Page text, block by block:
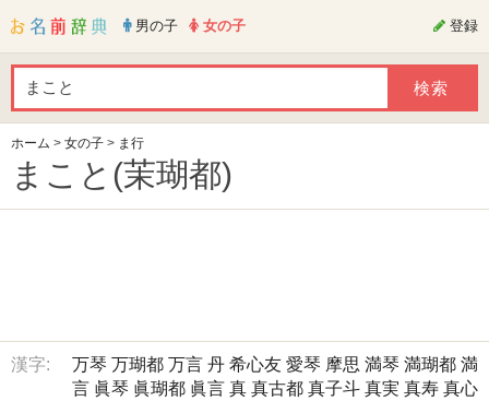
男の子 女の子 登録
ホーム > 女の子 > ま行
まこと(茉瑚都)
漢字: 万琴 万瑚都 万言 丹 希心友 愛琴 摩思 満琴 満瑚都 満
言 眞琴 眞瑚都 眞言 真 真古都 真子斗 真実 真寿 真心